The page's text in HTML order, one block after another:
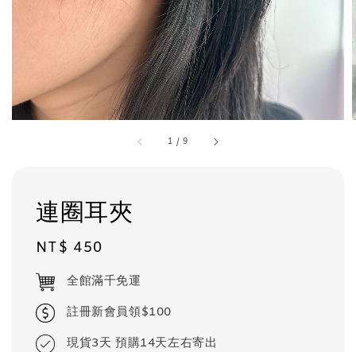
1 /9
連圈耳夾
Regular
price
NT$ 450
全館滿千免運
註冊新會員領$100
現貨3天 預購14天左右寄出